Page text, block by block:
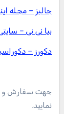
جالبز – مجله
بیا نی نی –
دکورز –
جهت سفارش و
نمایید.